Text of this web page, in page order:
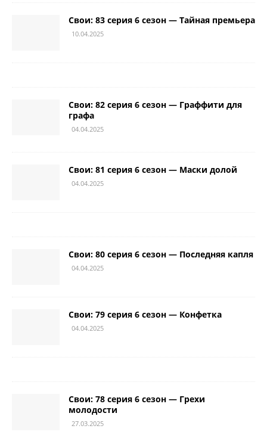
Свои: 83 серия 6 сезон — Тайная премьера
10.04.2025
Свои: 82 серия 6 сезон — Граффити для
графа
04.04.2025
Свои: 81 серия 6 сезон — Маски долой
04.04.2025
Свои: 80 серия 6 сезон — Последняя капля
04.04.2025
Свои: 79 серия 6 сезон — Конфетка
04.04.2025
Свои: 78 серия 6 сезон — Грехи
молодости
27.03.2025